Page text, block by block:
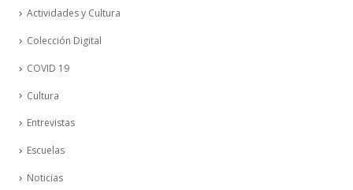
Actividades y Cultura
Colección Digital
COVID 19
Cultura
Entrevistas
Escuelas
Noticias